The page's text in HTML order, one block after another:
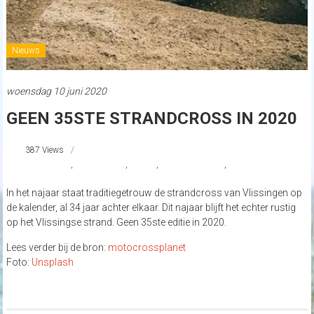
Nieuws
woensdag 10 juni 2020
GEEN 35STE STRANDCROSS IN 2020
387 Views
, , , ,
In het najaar staat traditiegetrouw de strandcross van Vlissingen op
de kalender, al 34 jaar achter elkaar. Dit najaar blijft het echter rustig
op het Vlissingse strand. Geen 35ste editie in 2020.
Lees verder bij de bron: motocrossplanet
Foto: Unsplash